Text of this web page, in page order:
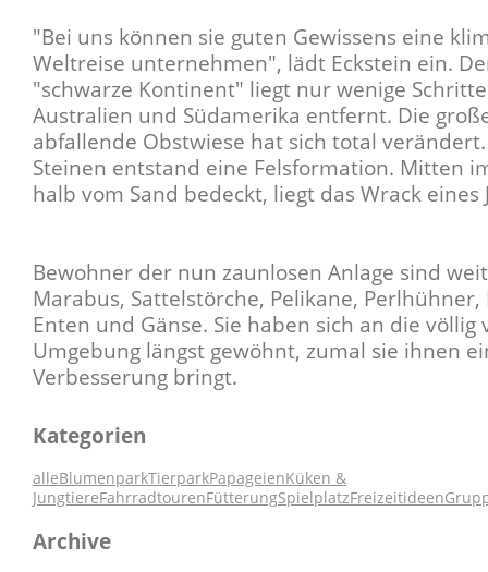
"Bei uns können sie guten Gewissens eine
Weltreise unternehmen", lädt Eckstein ein.
"schwarze Kontinent" liegt nur wenige
Australien und Südamerika entfernt. Die
abfallende Obstwiese hat sich total
Steinen entstand eine Felsformation. Mitten
halb vom Sand bedeckt, liegt das Wrack eines
Bewohner der nun zaunlosen Anlage sind
Marabus, Sattelstörche, Pelikane, Perlhühner,
Enten und Gänse. Sie haben sich an die
Umgebung längst gewöhnt, zumal sie ihnen
Verbesserung bringt.
Kategorien
alleBlumenparkTierparkPapageienKüken &
JungtiereFahrradtourenFütterungSpielplatzFreizeitideen
Archive